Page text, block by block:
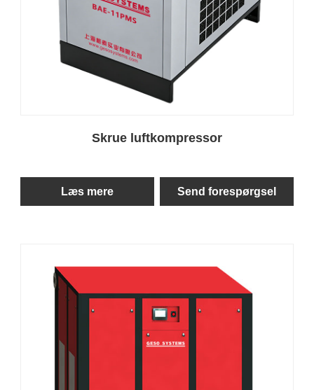
Skrue luftkompressor
Læs mere Send forespørgsel